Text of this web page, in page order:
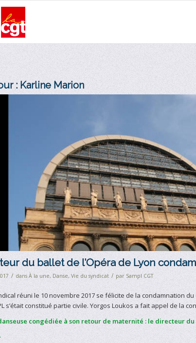
: Karline Marion
du ballet de l’Opéra de Lyon
/ dans À la une, Danse, Vie du syndicat / par Sampl CGT
réuni le 10 novembre 2017 se félicite de la condamnation
s’était constitué partie civile. Yorgos Loukos a fait appel de la
congédiée à son retour de maternité : le directeur